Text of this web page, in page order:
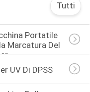
Tutti
Portatile
Marcatura Del
UV Di DPSS